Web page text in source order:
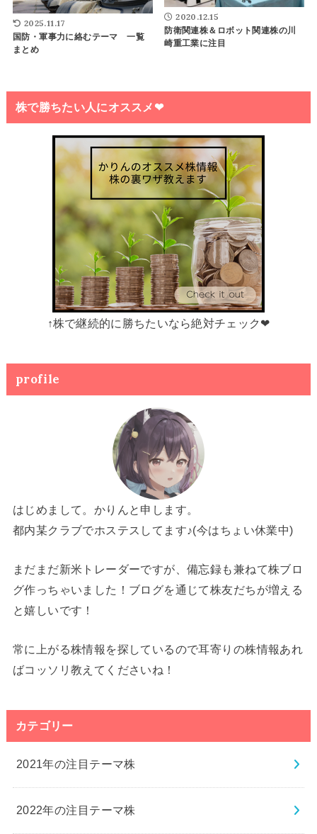
2025.11.17
国防・軍事力に絡むテーマ 一覧
まとめ
2020.12.15
防衛関連株＆ロボット関連株の川
崎重工業に注目
株で勝ちたい人にオススメ❤
↑株で継続的に勝ちたいなら絶対チェック❤
profile
はじめまして。かりんと申します。
都内某クラブでホステスしてます♪(今はちょい休業中)
まだまだ新米トレーダーですが、備忘録も兼ねて株ブロ
グ作っちゃいました！ブログを通じて株友だちが増える
と嬉しいです！
常に上がる株情報を探しているので耳寄りの株情報あれ
ばコッソリ教えてくださいね！
カテゴリー
2021年の注目テーマ株
2022年の注目テーマ株